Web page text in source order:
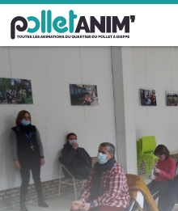
Pollet Anim'